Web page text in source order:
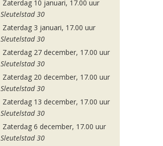
Zaterdag 10 januari, 17.00 uur
Sleutelstad 30
Zaterdag 3 januari, 17.00 uur
Sleutelstad 30
Zaterdag 27 december, 17.00 uur
Sleutelstad 30
Zaterdag 20 december, 17.00 uur
Sleutelstad 30
Zaterdag 13 december, 17.00 uur
Sleutelstad 30
Zaterdag 6 december, 17.00 uur
Sleutelstad 30